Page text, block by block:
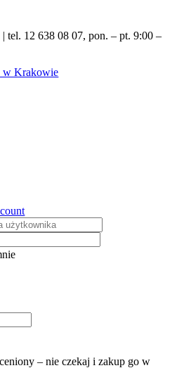
12 638 08 07, pon. – pt. 9:00 –
– nie czekaj i zakup go w